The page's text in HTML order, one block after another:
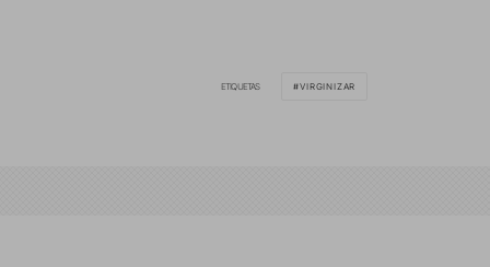
ETIQUETAS VIRGINIZAR